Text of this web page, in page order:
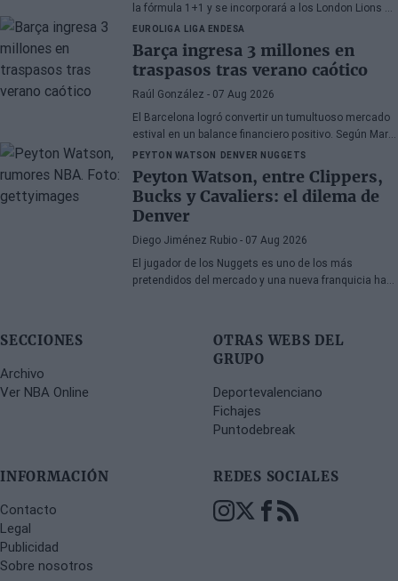
la fórmula 1+1 y se incorporará a los London Lions en
calidad de cedido durante la temporada 2026/27. El
base estadounidense continúa su proceso de
recuperación tras las lesiones sufridas en los
últimos meses.
EUROLIGA LIGA ENDESA
Barça ingresa 3 millones en
traspasos tras verano caótico
Raúl González - 07 Aug 2026
El Barcelona logró convertir un tumultuoso mercado
estival en un balance financiero positivo. Según Marc
Mundet, la sección azulgrana ingresó cerca de tres
millones de euros procedentes de salidas de
jugadores, a pesar de un proceso de transferencias
marcado por la incertidumbre y los cambios de
última hora.
PEYTON WATSON DENVER NUGGETS
Peyton Watson, entre Clippers,
Bucks y Cavaliers: el dilema de
Denver
Diego Jiménez Rubio - 07 Aug 2026
El jugador de los Nuggets es uno de los más
pretendidos del mercado y una nueva franquicia ha
SECCIONES
Archivo
Ver NBA Online
OTRAS WEBS DEL
GRUPO
Deportevalenciano
Fichajes
Puntodebreak
INFORMACIÓN
Contacto
Legal
Publicidad
Sobre nosotros
REDES SOCIALES